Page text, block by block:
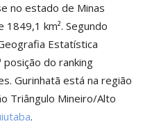
no estado de Minas
km². Segundo
Estatística
posição do ranking
Gurinhatã está na região
Triângulo Mineiro/Alto
.